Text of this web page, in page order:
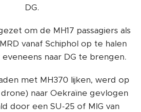
DG.
om de MH17 passagiers als
vanaf Schiphol op te halen
eveneens naar DG te brengen.
met MH370 lijken, werd op
naar Oekraïne gevlogen
door een SU-25 of MIG van